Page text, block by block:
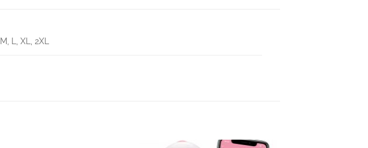
M, L, XL, 2XL